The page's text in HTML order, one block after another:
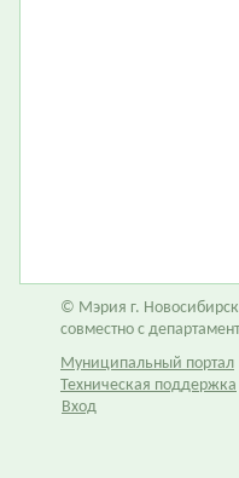
© Мэрия г.
совместно с
Муниципальный портал
Техническая поддержка
Вход